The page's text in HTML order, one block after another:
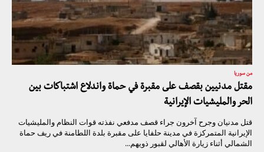
من سوريا
مقتل مدنيين بقصف على مقبرة في حماة واندلاع اشتباكات بين
الحر والمليشيات الإيرانية
قتل مدنيان وجرح آخرون جراء قصف مدفعي نفذته قوات النظام والمليشيات
الإيرانية المتمركزة في مدينة حلفايا على مقبرة بلدة اللطامنة في ريف حماة
الشمالي أثناء زيارة الأهالي لقبور ذويهم...